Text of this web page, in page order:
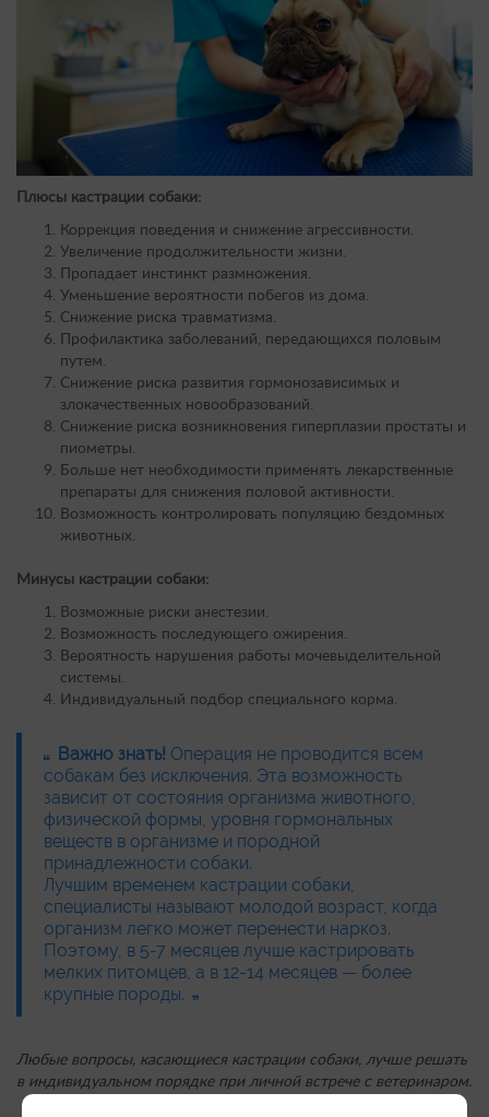
Плюсы кастрации собаки:
Коррекция поведения и снижение агрессивности.
Увеличение продолжительности жизни.
Пропадает инстинкт размножения.
Уменьшение вероятности побегов из дома.
Снижение риска травматизма.
Профилактика заболеваний, передающихся половым
путем.
Снижение риска развития гормонозависимых и
злокачественных новообразований.
Снижение риска возникновения гиперплазии простаты и
пиометры.
Больше нет необходимости применять лекарственные
препараты для снижения половой активности.
Возможность контролировать популяцию бездомных
животных.
Минусы кастрации собаки:
Возможные риски анестезии.
Возможность последующего ожирения.
Вероятность нарушения работы мочевыделительной
системы.
Индивидуальный подбор специального корма.
Важно знать! Операция не проводится всем
собакам без исключения. Эта возможность
зависит от состояния организма животного,
физической формы, уровня гормональных
веществ в организме и породной
принадлежности собаки.
Лучшим временем кастрации собаки,
специалисты называют молодой возраст, когда
организм легко может перенести наркоз.
Поэтому, в 5-7 месяцев лучше кастрировать
мелких питомцев, а в 12-14 месяцев — более
крупные породы.
Любые вопросы, касающиеся кастрации собаки, лучше решать
в индивидуальном порядке при личной встрече с ветеринаром.